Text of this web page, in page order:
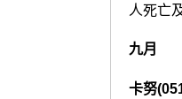
人死亡
九月
卡努